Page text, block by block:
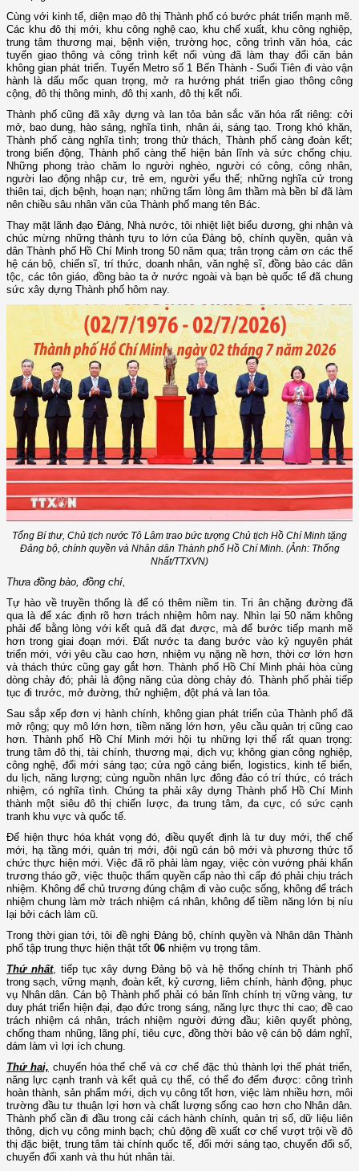
Cùng với kinh tế, diện mạo đô thị Thành phố có bước phát triển mạnh mẽ.
Các khu đô thị mới, khu công nghệ cao, khu chế xuất, khu công nghiệp,
trung tâm thương mại, bệnh viện, trường học, công trình văn hóa, các
tuyến giao thông và công trình kết nối vùng đã làm thay đổi căn bản
không gian phát triển. Tuyến Metro số 1 Bến Thành - Suối Tiên đi vào vận
hành là dấu mốc quan trọng, mở ra hướng phát triển giao thông công
cộng, đô thị thông minh, đô thị xanh, đô thị kết nối.
Thành phố cũng đã xây dựng và lan tỏa bản sắc văn hóa rất riêng: cởi
mở, bao dung, hào sảng, nghĩa tình, nhân ái, sáng tạo. Trong khó khăn,
Thành phố càng nghĩa tình; trong thử thách, Thành phố càng đoàn kết;
trong biến động, Thành phố càng thể hiện bản lĩnh và sức chống chịu.
Những phong trào chăm lo người nghèo, người có công, công nhân,
người lao động nhập cư, trẻ em, người yếu thế; những nghĩa cử trong
thiên tai, dịch bệnh, hoạn nạn; những tấm lòng âm thầm mà bền bỉ đã làm
nên chiều sâu nhân văn của Thành phố mang tên Bác.
Thay mặt lãnh đạo Đảng, Nhà nước, tôi nhiệt liệt biểu dương, ghi nhận và
chúc mừng những thành tựu to lớn của Đảng bộ, chính quyền, quân và
dân Thành phố Hồ Chí Minh trong 50 năm qua; trân trọng cảm ơn các thế
hệ cán bộ, chiến sĩ, trí thức, doanh nhân, văn nghệ sĩ, đồng bào các dân
tộc, các tôn giáo, đồng bào ta ở nước ngoài và bạn bè quốc tế đã chung
sức xây dựng Thành phố hôm nay.
Tổng Bí thư, Chủ tịch nước Tô Lâm trao bức tượng Chủ tịch Hồ Chí Minh tặng
Đảng bộ, chính quyền và Nhân dân Thành phố Hồ Chí Minh. (Ảnh: Thống
Nhất/TTXVN)
Thưa đồng bào, đồng chí,
Tự hào về truyền thống là để có thêm niềm tin. Tri ân chặng đường đã
qua là để xác định rõ hơn trách nhiệm hôm nay. Nhìn lại 50 năm không
phải để bằng lòng với kết quả đã đạt được, mà để bước tiếp mạnh mẽ
hơn trong giai đoạn mới. Đất nước ta đang bước vào kỷ nguyên phát
triển mới, với yêu cầu cao hơn, nhiệm vụ nặng nề hơn, thời cơ lớn hơn
và thách thức cũng gay gắt hơn. Thành phố Hồ Chí Minh phải hòa cùng
dòng chảy đó; phải là động năng của dòng chảy đó. Thành phố phải tiếp
tục đi trước, mở đường, thử nghiệm, đột phá và lan tỏa.
Sau sắp xếp đơn vị hành chính, không gian phát triển của Thành phố đã
mở rộng; quy mô lớn hơn, tiềm năng lớn hơn, yêu cầu quản trị cũng cao
hơn. Thành phố Hồ Chí Minh mới hội tụ những lợi thế rất quan trọng:
trung tâm đô thị, tài chính, thương mại, dịch vụ; không gian công nghiệp,
công nghệ, đổi mới sáng tạo; cửa ngõ cảng biển, logistics, kinh tế biển,
du lịch, năng lượng; cùng nguồn nhân lực đông đảo có trí thức, có trách
nhiệm, có nghĩa tình. Chúng ta phải xây dựng Thành phố Hồ Chí Minh
thành một siêu đô thị chiến lược, đa trung tâm, đa cực, có sức cạnh
tranh khu vực và quốc tế.
Để hiện thực hóa khát vọng đó, điều quyết định là tư duy mới, thể chế
mới, hạ tầng mới, quản trị mới, đội ngũ cán bộ mới và phương thức tổ
chức thực hiện mới. Việc đã rõ phải làm ngay, việc còn vướng phải khẩn
trương tháo gỡ, việc thuộc thẩm quyền cấp nào thì cấp đó phải chịu trách
nhiệm. Không để chủ trương đúng chậm đi vào cuộc sống, không để trách
nhiệm chung làm mờ trách nhiệm cá nhân, không để tiềm năng lớn bị níu
lại bởi cách làm cũ.
Trong thời gian tới, tôi đề nghị Đảng bộ, chính quyền và Nhân dân Thành
phố tập trung thực hiện thật tốt 06 nhiệm vụ trọng tâm.
Thứ nhất, tiếp tục xây dựng Đảng bộ và hệ thống chính trị Thành phố
trong sạch, vững mạnh, đoàn kết, kỷ cương, liêm chính, hành động, phục
vụ Nhân dân. Cán bộ Thành phố phải có bản lĩnh chính trị vững vàng, tư
duy phát triển hiện đại, đạo đức trong sáng, năng lực thực thi cao; đề cao
trách nhiệm cá nhân, trách nhiệm người đứng đầu; kiên quyết phòng,
chống tham nhũng, lãng phí, tiêu cực, đồng thời bảo vệ cán bộ dám nghĩ,
dám làm vì lợi ích chung.
Thứ hai, chuyển hóa thể chế và cơ chế đặc thù thành lợi thế phát triển,
năng lực cạnh tranh và kết quả cụ thể, có thể đo đếm được: công trình
hoàn thành, sản phẩm mới, dịch vụ công tốt hơn, việc làm nhiều hơn, môi
trường đầu tư thuận lợi hơn và chất lượng sống cao hơn cho Nhân dân.
Thành phố cần đi đầu trong cải cách hành chính, quản trị số, dữ liệu liên
thông, dịch vụ công minh bạch; chủ động đề xuất cơ chế vượt trội về đô
thị đặc biệt, trung tâm tài chính quốc tế, đổi mới sáng tạo, chuyển đổi số,
chuyển đổi xanh và thu hút nhân tài.